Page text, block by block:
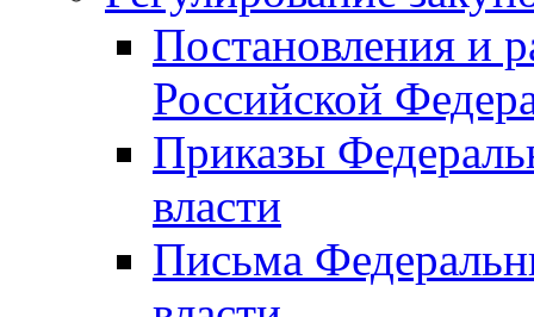
Постановления и
Российской
Приказы
власти
Письма